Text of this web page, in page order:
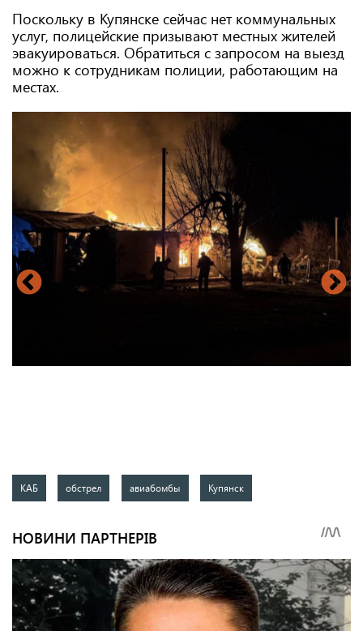
Поскольку в Купянске сейчас нет коммунальных
услуг, полицейские призывают местных жителей
эвакуироваться. Обратиться с запросом на выезд
можно к сотрудникам полиции, работающим на
местах.
КАБ обстрел авиабомбы Купянск